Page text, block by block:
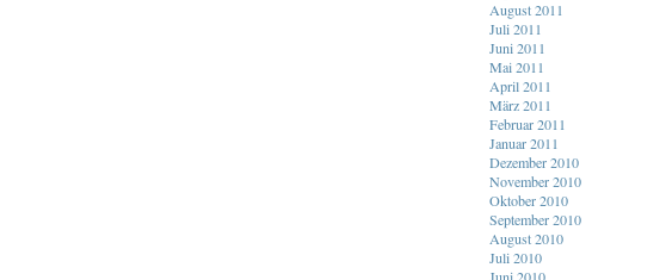
August 2011
Juli 2011
Juni 2011
Mai 2011
April 2011
März 2011
Februar 2011
Januar 2011
Dezember 2010
November 2010
Oktober 2010
September 2010
August 2010
Juli 2010